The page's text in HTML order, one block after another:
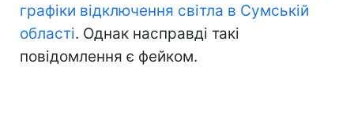
графіки відключення світла в Сумській
області. Однак насправді такі
повідомлення є фейком.